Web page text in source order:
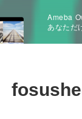
Ameba
あなただ